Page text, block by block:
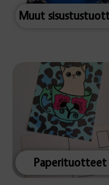
Paperituotteet